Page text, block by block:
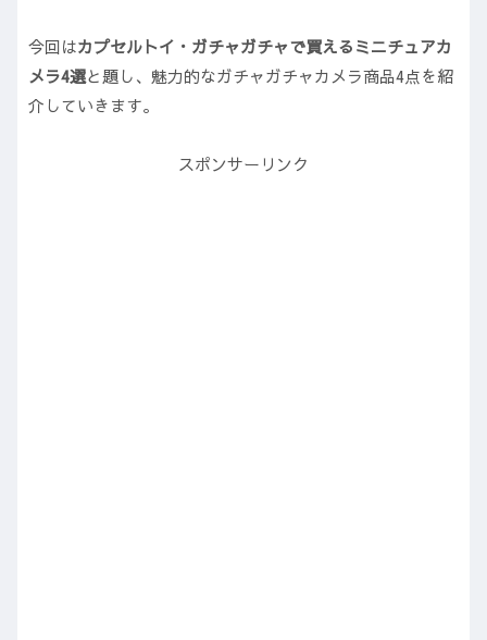
今回はカプセルトイ・ガチャガチャで買えるミニチュアカ
メラ4選と題し、魅力的なガチャガチャカメラ商品4点を紹
介していきます。
スポンサーリンク